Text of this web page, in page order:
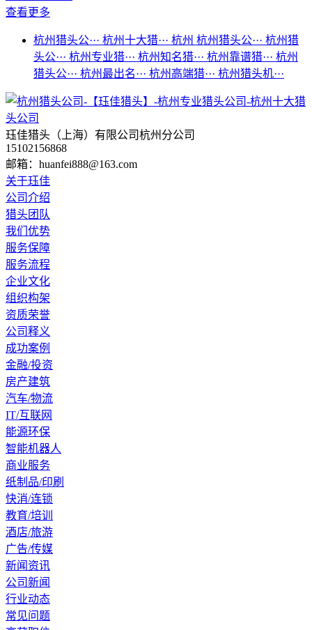
查看更多
杭州猎头公··· 杭州十大猎··· 杭州 杭州猎头公··· 杭州猎
头公··· 杭州专业猎··· 杭州知名猎··· 杭州靠谱猎··· 杭州
猎头公··· 杭州最出名··· 杭州高端猎··· 杭州猎头机···
珏佳猎头（上海）有限公司杭州分公司
15102156868
邮箱：huanfei888@163.com
关于珏佳
公司介绍
猎头团队
我们优势
服务保障
服务流程
企业文化
组织构架
资质荣誉
公司释义
成功案例
金融/投资
房产建筑
汽车/物流
IT/互联网
能源环保
智能机器人
商业服务
纸制品/印刷
快消/连锁
教育/培训
酒店/旅游
广告/传媒
新闻资讯
公司新闻
行业动态
常见问题